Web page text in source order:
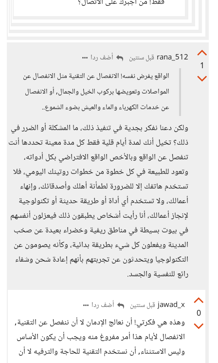
1
rana_512 قبل سنتين
أضف ردا
الواقع يفرض نفسه! الانفصال عن التقنية مثل الانفصال عن
المواصلات وتعويضها بركوب الخيل والجمال, أو الانفصال
عن خدمات الكهرباء والماء والعيش بضوء الشموع..
ولكن دعنا نفكر بجدية في تنفيذ ذلك، ما المشكلة أو الضرر في
ذلك؟ تخيل أنك لمدة أيام قلية فقط كل مدة معينة تحددها أنت
تنفصل عن الواقع وبالأخص الواقع الافتراضي بكل أدواته،
وتعود للطبيعة في كل خطوة من خطوات روتينك اليومي، فلا
تستخدم هاتفك إلا للضرورة لطمأنة أهلك وأصدقائك، وإنهاء
أعمالك، ولا تستخدم أي أداة أو طريقة حديثة أو تكنولوجية
لإنجاز أعمالك، أنا رأيت أشخاص يطبقون ذلك فيعزلون أنفسهم
في بيوت بسيطة في مناطق ريفية وخضراء بعيدة عن صخب
المدينة ويفعلون كل شيء بطريقة بدائية، وكأنه يصومون عن
التكنولوجيا ويتحدثون عن تجربتهم بأنهم إعادة شحن وشفاء
رائع للنفسية والجسد.
0
jawad_x قبل سنتين أضف ردا
وهذه هي فكرتي! أن نعالج الإدمان لا أن ننفصل عن التقنية,
الانفصال لأيام هذا أمر مفروغ منه ويجب أن يكون الأساس
وليس الاستثناء, أن نستخدم التقنية للحاجة والترفيه لا أن